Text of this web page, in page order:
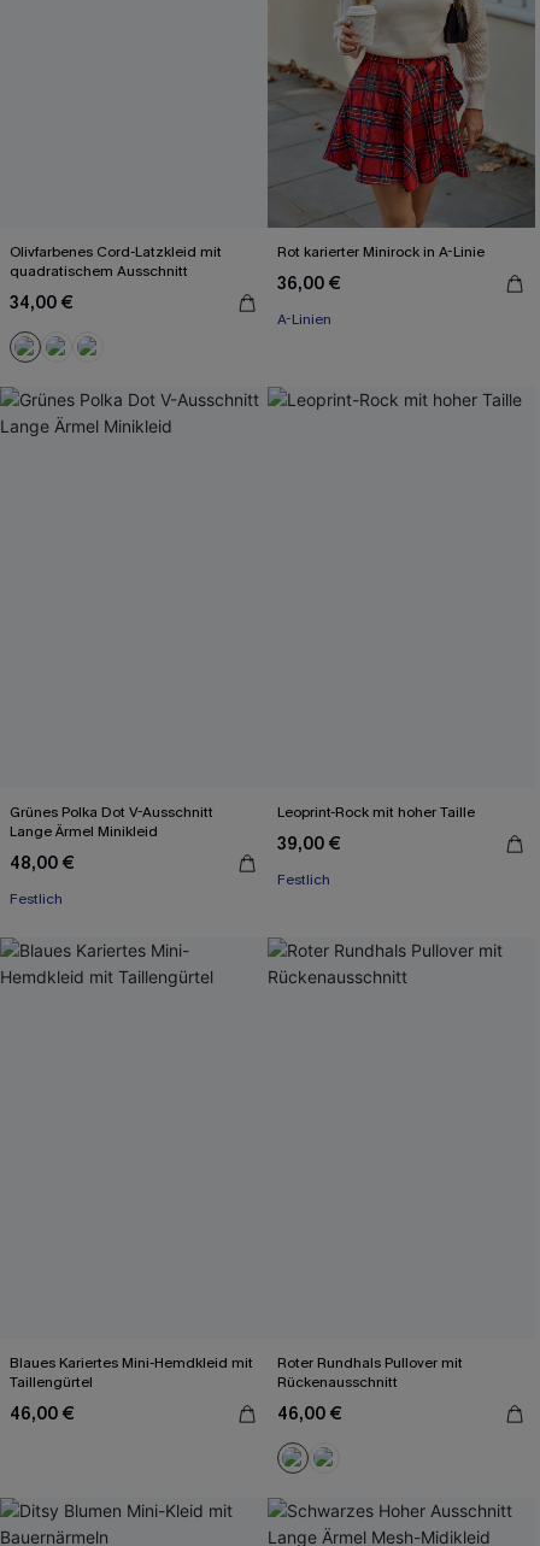
Olivfarbenes Cord-Latzkleid mit
quadratischem Ausschnitt
34,00 €
Rot karierter Minirock in A-Linie
36,00 €
A-Linien
Grünes Polka Dot V-Ausschnitt
Lange Ärmel Minikleid
48,00 €
Festlich
Leoprint-Rock mit hoher Taille
39,00 €
Festlich
Blaues Kariertes Mini-Hemdkleid mit
Taillengürtel
46,00 €
Roter Rundhals Pullover mit
Rückenausschnitt
46,00 €